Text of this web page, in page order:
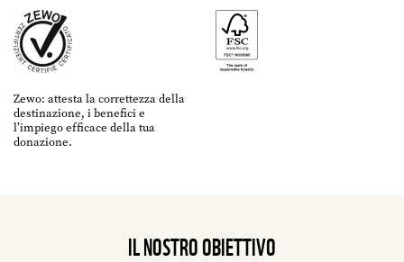
Zewo: attesta la correttezza della
destinazione, i benefici e
l’impiego efficace della tua
donazione.
IL NOSTRO OBIETTIVO